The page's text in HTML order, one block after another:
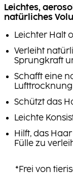
Leichtes,
natürliches
Leichter Halt
Verleiht
Sprungkraft
Schafft eine
Lufttrocknung
Schützt das
Leichte
Hilft, das
Fülle zu
*Frei von